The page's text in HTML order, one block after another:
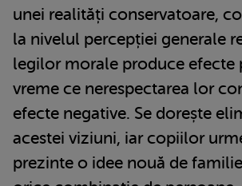
unei realități conservatoare,
la nivelul percepției generale
legilor morale produce efecte
vreme ce nerespectarea lor
efecte negative. Se dorește
acestei viziuni, iar copiilor
prezinte o idee nouă de